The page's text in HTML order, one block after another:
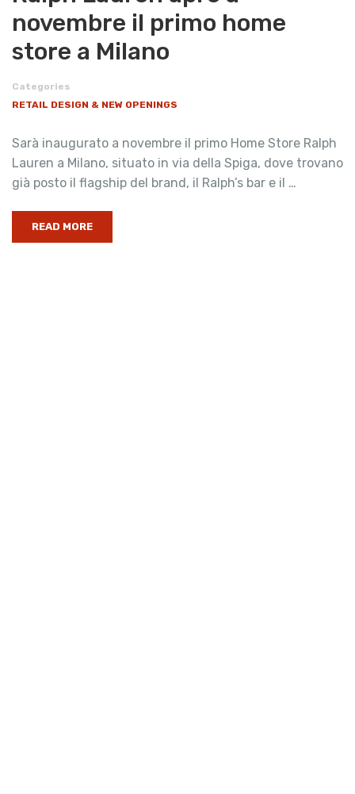
novembre il primo home
store a Milano
Categories
RETAIL DESIGN & NEW OPENINGS
Sarà inaugurato a novembre il primo Home Store Ralph
Lauren a Milano, situato in via della Spiga, dove trovano
già posto il flagship del brand, il Ralph’s bar e il …
READ MORE